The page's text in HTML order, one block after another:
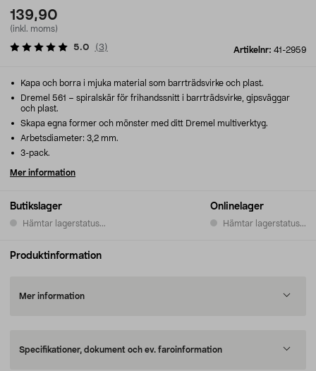
139,90
(inkl. moms)
Artikelnr: 41-2959
5.0 (3)
Butikslager
Hämtar lagerstatus...
Onlinelager
Hämtar lagerstatus...
Kapa och borra i mjuka material som barrträdsvirke och plast.
Dremel 561 – spiralskär för frihandssnitt i barrträdsvirke, gipsväggar
och plast.
Skapa egna former och mönster med ditt Dremel multiverktyg.
Arbetsdiameter: 3,2 mm.
3-pack.
Mer information
Produktinformation
Mer information
Specifikationer, dokument och ev. faroinformation